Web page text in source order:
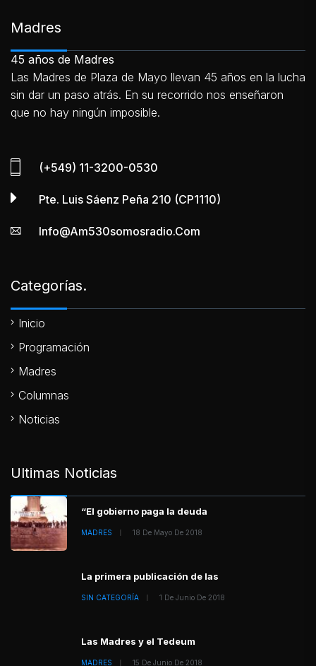
Madres
45 años de Madres
Las Madres de Plaza de Mayo llevan 45 años en la lucha
sin dar un paso atrás. En su recorrido nos enseñaron
que no hay ningún imposible.
(+549) 11-3200-0530
Pte. Luis Sáenz Peña 210 (CP1110)
Info@am530somosradio.com
Categorías.
Inicio
Programación
Madres
Columnas
Noticias
Ultimas Noticias
“El gobierno paga la deuda
MADRES 18 De Mayo De 2018
La primera publicación de las
SIN CATEGORÍA 1 De Junio De 2018
Las Madres y el Tedeum
MADRES 15 De Junio De 2018